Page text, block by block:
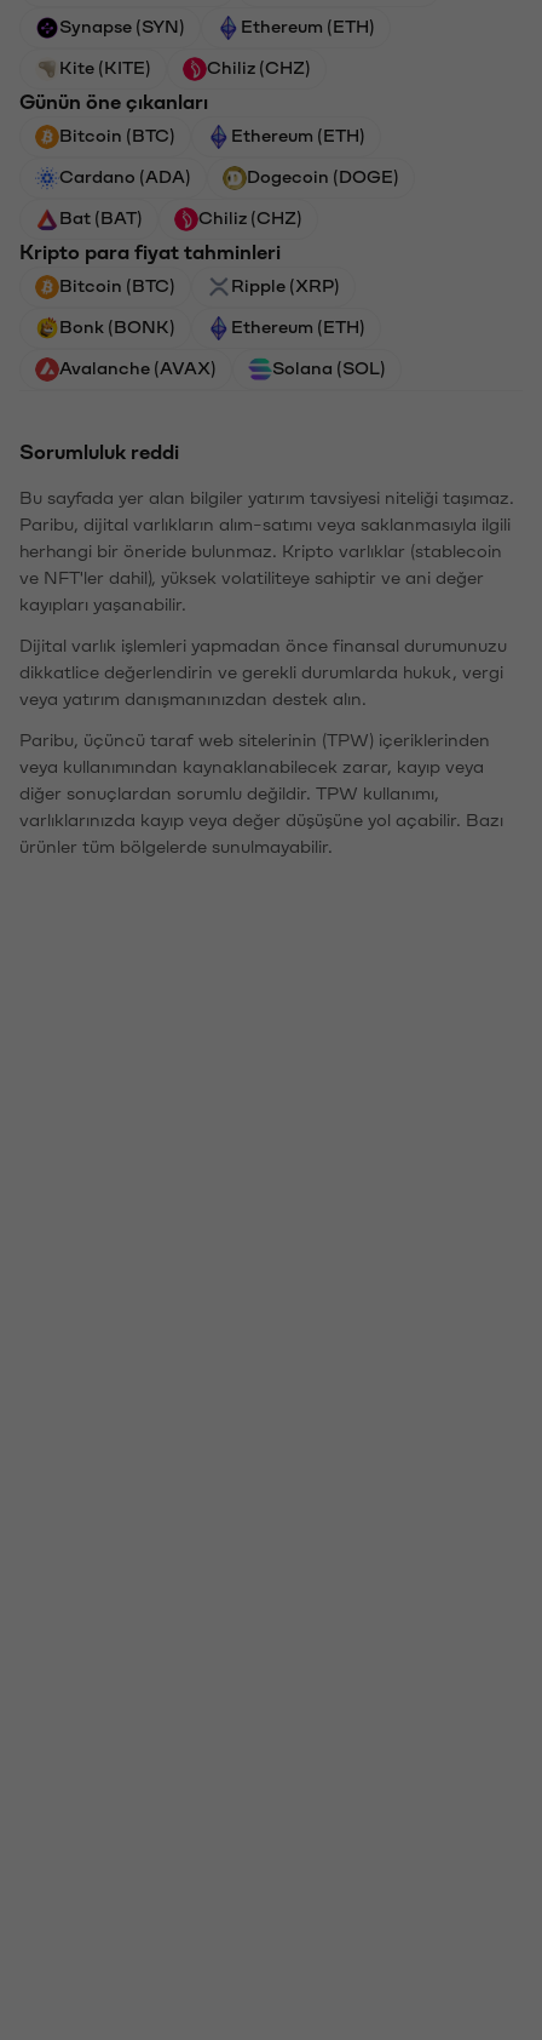
Synapse (SYN) Ethereum (ETH)
Kite (KITE) Chiliz (CHZ)
Günün öne çıkanları
Bitcoin (BTC) Ethereum (ETH)
Cardano (ADA) Dogecoin (DOGE)
Bat (BAT) Chiliz (CHZ)
Kripto para fiyat tahminleri
Bitcoin (BTC) Ripple (XRP)
Bonk (BONK) Ethereum (ETH)
Avalanche (AVAX) Solana (SOL)
Sorumluluk reddi
Bu sayfada yer alan bilgiler yatırım tavsiyesi niteliği taşımaz.
Paribu, dijital varlıkların alım-satımı veya saklanmasıyla ilgili
herhangi bir öneride bulunmaz. Kripto varlıklar (stablecoin
ve NFT'ler dahil), yüksek volatiliteye sahiptir ve ani değer
kayıpları yaşanabilir.
Dijital varlık işlemleri yapmadan önce finansal durumunuzu
dikkatlice değerlendirin ve gerekli durumlarda hukuk, vergi
veya yatırım danışmanınızdan destek alın.
Paribu, üçüncü taraf web sitelerinin (TPW) içeriklerinden
veya kullanımından kaynaklanabilecek zarar, kayıp veya
diğer sonuçlardan sorumlu değildir. TPW kullanımı,
varlıklarınızda kayıp veya değer düşüşüne yol açabilir. Bazı
ürünler tüm bölgelerde sunulmayabilir.